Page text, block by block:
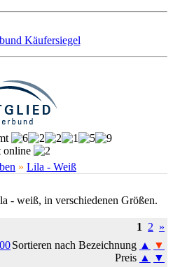
online
» Lila - Weiß
- weiß, in verschiedenen Größen.
1 2 »
Sortieren nach Bezeichnung ▲
▼
Preis ▲ ▼